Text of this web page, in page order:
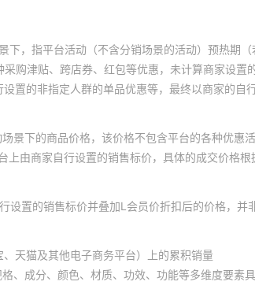
景下，指平台活动（不含分销场景的活动）预热期
购津贴、跨店券、红包等优惠，未计算商家设
置的非指定人群的单品优惠等，最终以商家的
景下的商品价格，该价格不包含平台的各种优惠
上由商家自行设置的销售标价，具体的成交价格
置的销售标价并叠加L会员价折扣后的价格，并
天猫及其他电子商务平台）上的累积销量
、成分、颜色、材质、功效、功能等多维度要素